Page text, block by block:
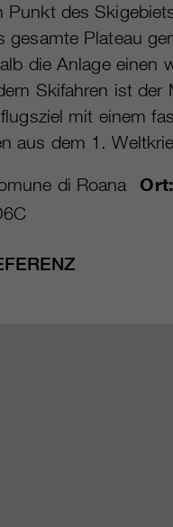
Punkt des
gesamte Plateau
die Anlage einen
Skifahren ist
mit einem
aus dem 1.
di Roana Ort: